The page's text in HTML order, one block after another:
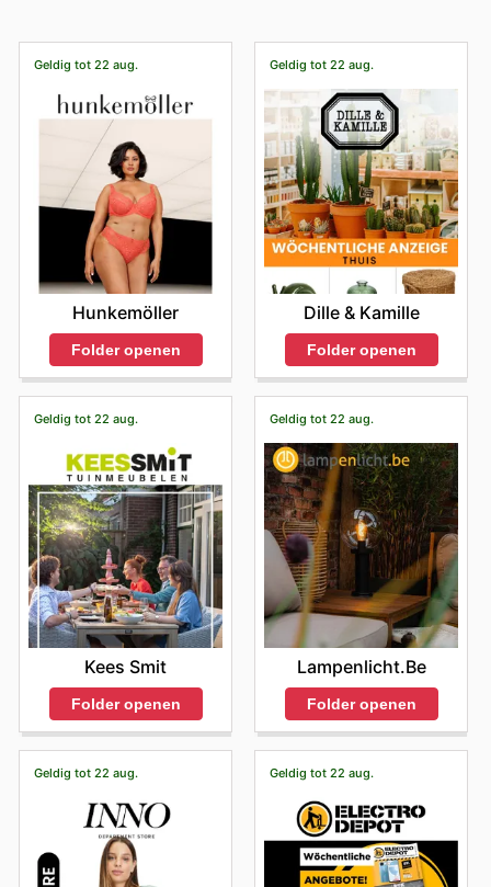
Geldig tot 22 aug.
Hunkemöller
Folder openen
Geldig tot 22 aug.
Dille & Kamille
Folder openen
Geldig tot 22 aug.
Kees Smit
Folder openen
Geldig tot 22 aug.
Lampenlicht.be
Folder openen
Geldig tot 22 aug. Geldig tot 22 aug.